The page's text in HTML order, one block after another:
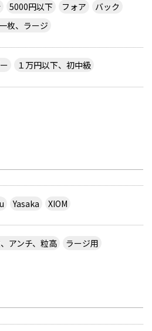
5000円以下 フォア
バック
枚、ラージ
１万円以下、初中級
Yasaka
XIOM
アンチ、粒高 ラージ用